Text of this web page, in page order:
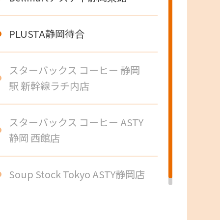
PLUSTA静岡待合
スターバックス コーヒー 静岡
駅 新幹線ラチ内店
スターバックス コーヒー ASTY
静岡 西館店
Soup Stock Tokyo ASTY静岡店